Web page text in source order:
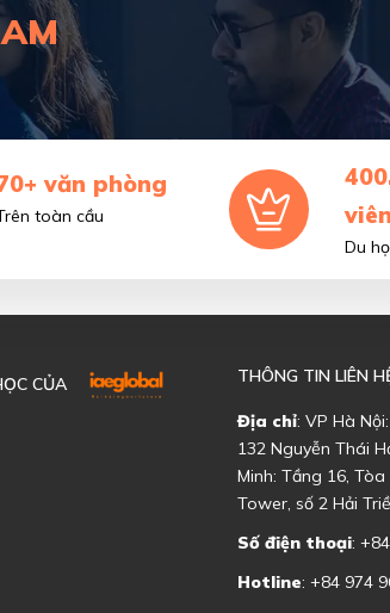
văn phòng
toàn cầu
viên
Du
CỦA THÔNG TIN LIÊN
Địa chỉ: VP Hà
132 Nguyễn Thái
Minh: Tầng 16,
Tower, số 2 Hải
Số điện thoại:
Hotline: +84 974